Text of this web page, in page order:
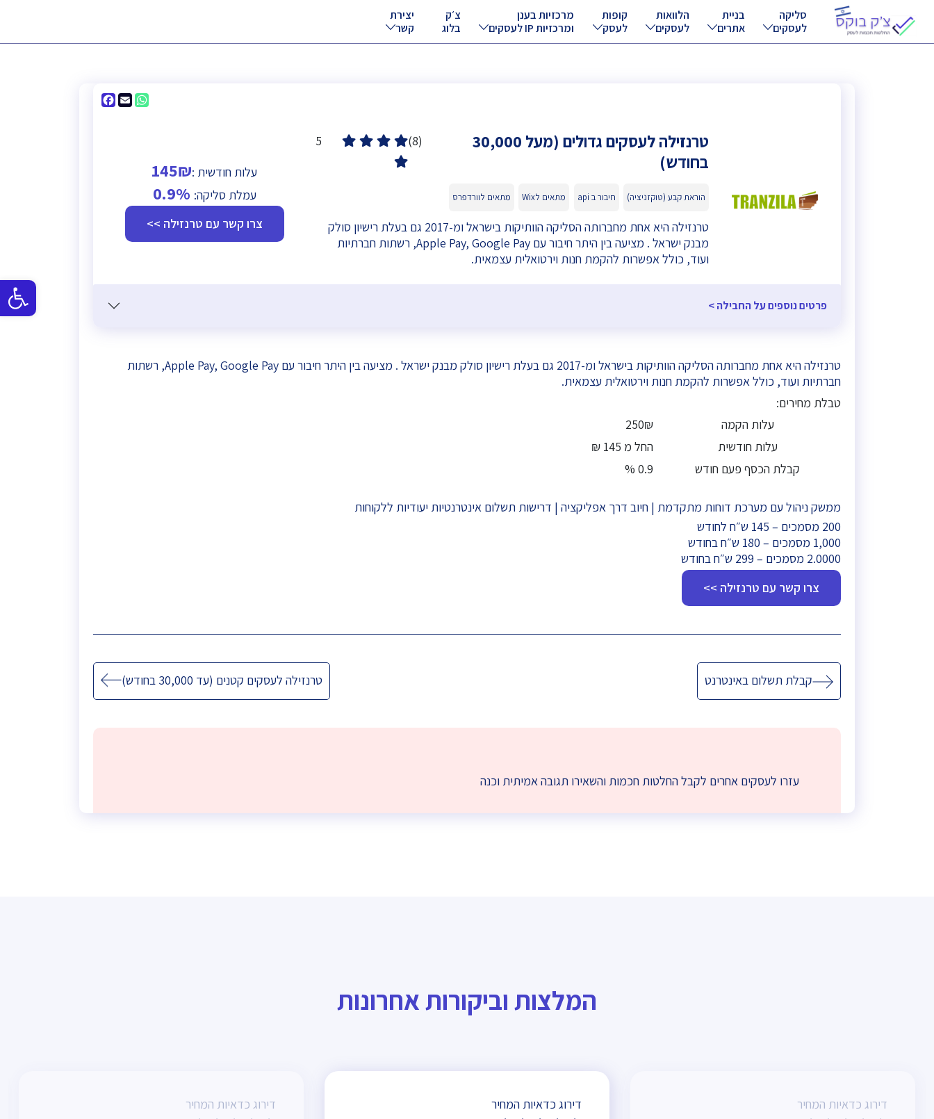
פתח
סרגל
סליקה
לעסקים
בניית
אתרים
הלוואות
לעסקים
קופות
לעסק
מרכזיות בענן
ומרכזיות IP לעסקים
צ׳ק
בלוג
יצירת
קשר
FacebookEmail
WhatsApp
טרנזילה לעסקים גדולים (מעל 30,000
בחודש)
(8)
5
הוראת קבע (טוקזניציה) חיבור ב api מתאים לWix מתאים לוורדפרס
טרנזילה היא אחת מחברותה הסליקה הוותיקות בישראל ומ-2017 גם בעלת רישיון סולק
מבנק ישראל . מציעה בין היתר חיבור עם Apple Pay, Google Pay, רשתות חברתיות
ועוד, כולל אפשרות להקמת חנות וירטואלית עצמאית.
עלות חודשית :145₪
עמלת סליקה:
צרו קשר עם טרנזילה >>
פרטים נוספים על החבילה >
טרנזילה היא אחת מחברותה הסליקה הוותיקות בישראל ומ-2017 גם בעלת רישיון סולק מבנק ישראל . מציעה בין היתר חיבור עם Apple Pay, Google Pay, רשתות
חברתיות ועוד, כולל אפשרות להקמת חנות וירטואלית עצמאית.
טבלת מחירים:
עלות הקמה
250₪
עלות חודשית
החל מ 145 ₪
קבלת הכסף פעם חודש
0.9 %
ממשק ניהול עם מערכת דוחות מתקדמת | חיוב דרך אפליקציה | דרישות תשלום אינטרנטיות יעודיות ללקוחות
200 מסמכים – 145 ש״ח לחודש
1,000 מסמכים – 180 ש״ח בחודש
2.0000 מסמכים – 299 ש״ח בחודש
צרו קשר עם טרנזילה >>
ניווטקבלת תשלום באינטרנט טרנזילה לעסקים קטנים (עד 30,000 בחודש)
עזרו לעסקים אחרים לקבל החלטות חכמות והשאירו תגובה אמיתית וכנה
המלצות וביקורות אחרונות
דירוג כדאיות המחיר דירוג כדאיות המחיר דירוג כדאיות המחיר